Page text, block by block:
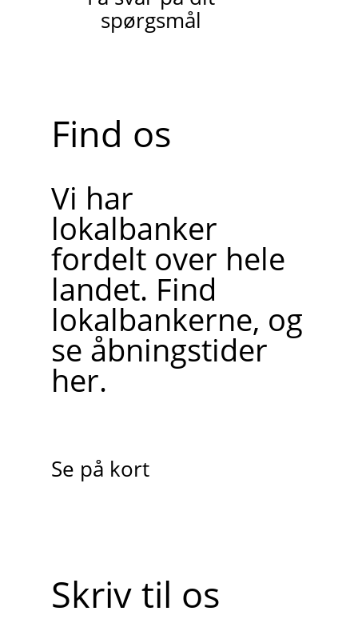
spørgsmål
Find os
Vi har
lokalbanker
fordelt over hele
landet. Find
lokalbankerne, og
se åbningstider
her.
Se på kort
Skriv til os